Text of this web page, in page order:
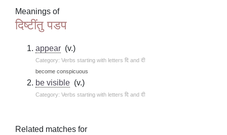
Meanings of
दिष्टींतु पडप
appear (v.)
Category: Verbs starting with letters दि and दी
become conspicuous
be visible (v.)
Category: Verbs starting with letters दि and दी
Related matches for